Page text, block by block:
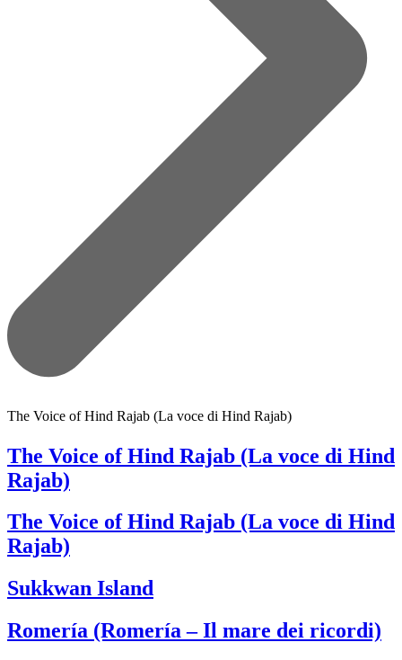
The Voice of Hind Rajab (La voce di Hind Rajab)
The Voice of Hind Rajab (La voce di Hind
Rajab)
The Voice of Hind Rajab (La voce di Hind
Rajab)
Sukkwan Island
Romería (Romería – Il mare dei ricordi)